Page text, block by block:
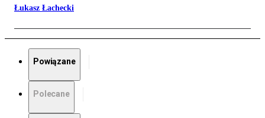
Łukasz Łachecki
Powiązane
Polecane